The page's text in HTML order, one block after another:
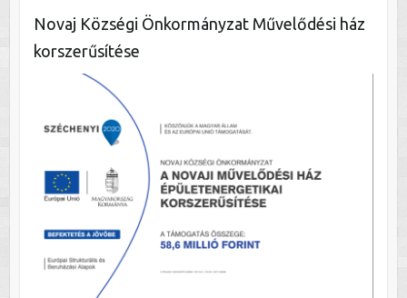
Novaj Községi Önkormányzat Művelődési ház
korszerűsítése